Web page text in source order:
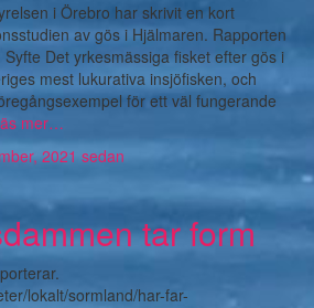
i Örebro har skrivit en kort
av gös i Hjälmaren. Rapporten
Det yrkesmässiga fisket efter gös i
mest lukurativa insjöfisken, och
för ett väl fungerande
mer…
2021 sedan
tar form
lokalt/sormland/har-far-